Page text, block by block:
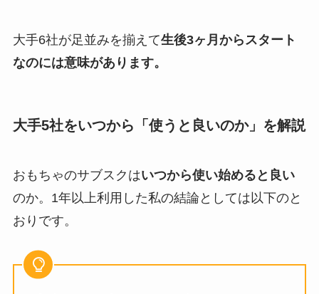
大手6社が足並みを揃えて生後3ヶ月からスタート
なのには意味があります。
大手5社をいつから「使うと良いのか」を解説
おもちゃのサブスクはいつから使い始めると良い
のか。1年以上利用した私の結論としては以下のと
おりです。